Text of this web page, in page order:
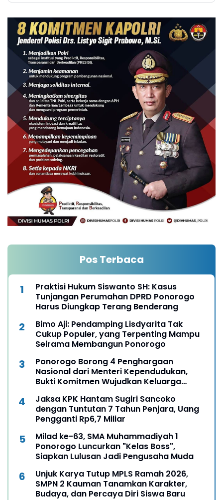
Pos Terbaca
Praktisi Hukum Siswanto SH: Kasus
Tunjangan Perumahan DPRD Ponorogo
Harus Diungkap Terang Benderang
Bimo Aji: Pendamping Lisdyarita Tak
Cukup Populer, yang Terpenting Mampu
Seirama Membangun Ponorogo
Ponorogo Borong 4 Penghargaan
Nasional dari Menteri Kependudukan,
Bukti Komitmen Wujudkan Keluarga
Jaksa KPK Hantam Sugiri Sancoko
dengan Tuntutan 7 Tahun Penjara, Uang
Pengganti Rp6,7 Miliar
Milad ke-63, SMA Muhammadiyah 1
Ponorogo Luncurkan "Kelas Boss",
Siapkan Lulusan Jadi Pengusaha Muda
Unjuk Karya Tutup MPLS Ramah 2026,
SMPN 2 Kauman Tanamkan Karakter,
Budaya, dan Percaya Diri Siswa Baru